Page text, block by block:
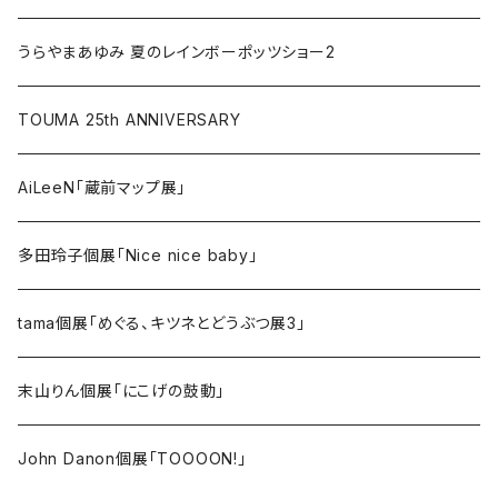
うらやまあゆみ 夏のレインボーポッツショー2
TOUMA 25th ANNIVERSARY
AiLeeN「蔵前マップ展」
多田玲子個展「Nice nice baby」
tama個展「めぐる、キツネとどうぶつ展3」
末山りん個展「にこげの鼓動」
John Danon個展「TOOOON!」